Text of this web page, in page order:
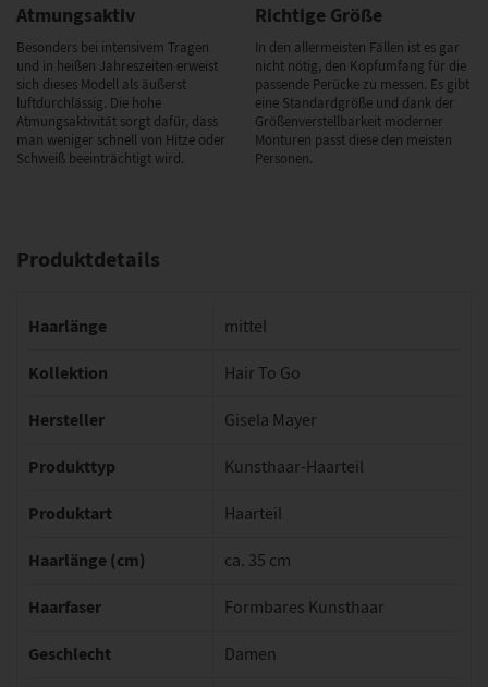
Atmungsaktiv
Besonders bei intensivem Tragen
und in heißen Jahreszeiten erweist
sich dieses Modell als äußerst
luftdurchlässig. Die hohe
Atmungsaktivität sorgt dafür, dass
man weniger schnell von Hitze oder
Schweiß beeinträchtigt wird.
Richtige Größe
In den allermeisten Fällen ist es gar
nicht nötig, den Kopfumfang für die
passende Perücke zu messen. Es gibt
eine Standardgröße und dank der
Größenverstellbarkeit moderner
Monturen passt diese den meisten
Personen.
Produktdetails
Haarlänge mittel
Kollektion Hair To Go
Hersteller Gisela Mayer
Produkttyp Kunsthaar-Haarteil
Produktart Haarteil
Haarlänge (cm) ca. 35 cm
Haarfaser Formbares Kunsthaar
Geschlecht Damen